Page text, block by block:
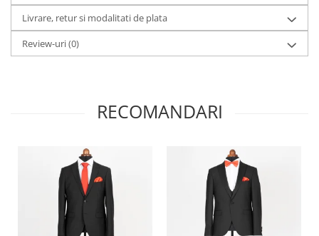
Livrare, retur si modalitati de plata
Review-uri(0)
RECOMANDARI